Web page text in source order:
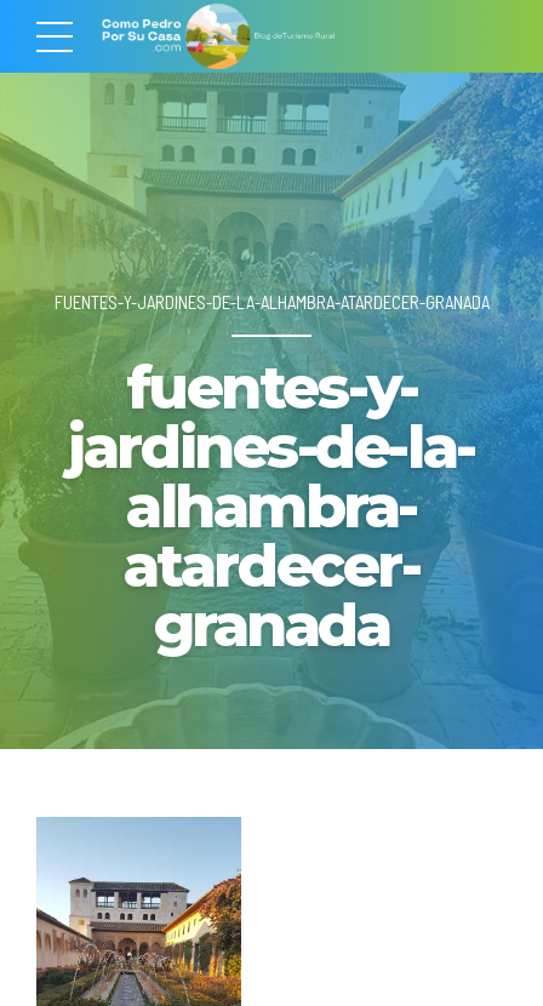
FUENTES-Y-JARDINES-DE-LA-ALHAMBRA-ATARDECER-GRANADA
fuentes-y-
jardines-de-la-
alhambra-
atardecer-
granada